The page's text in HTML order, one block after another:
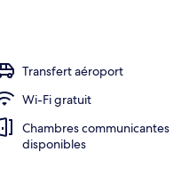
Transfert aéroport
Wi-Fi gratuit
Chambres communicantes
disponibles